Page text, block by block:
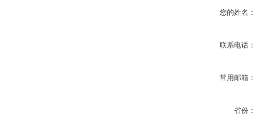
您的姓名：
联系电话：
常用邮箱：
省份：